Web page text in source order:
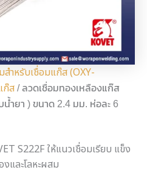
สำหรับเชื่อมแก๊ส (OXY-
ก๊ส / ลวดเชื่อมทองเหลืองแก๊ส
ำยา ) ขนาด 2.4 มม. ห่อละ 6
S222F ให้แนวเชื่อมเรียบ แข็ง
งและโลหะผสม